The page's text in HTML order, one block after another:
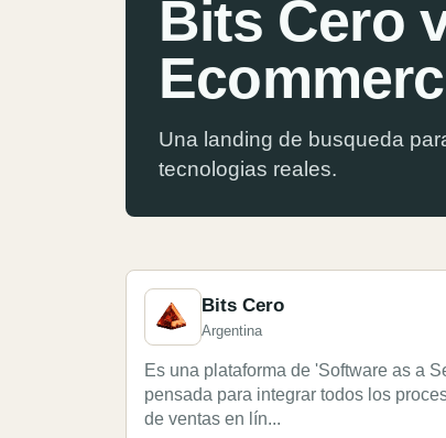
Bits Cero
Una landing de busqueda
tecnologias reales.
Bits Cero
Argentina
Es una plataforma de 'Software as a
pensada para integrar todos los
de ventas en lín...